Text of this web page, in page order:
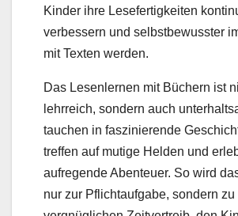
Kinder ihre Lesefertigkeiten
verbessern und selbstbewusster
mit Texten werden.
Das Lesenlernen mit Büchern ist
lehrreich, sondern auch
tauchen in faszinierende
treffen auf mutige Helden und
aufregende Abenteuer. So wird
nur zur Pflichtaufgabe, sondern